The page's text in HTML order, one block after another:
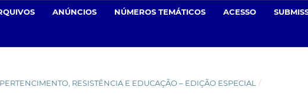
ANÚNCIOS NÚMEROS TEMÁTICOS ACESSO
RESISTÊNCIA E EDUCAÇÃO – EDIÇÃO ESPECIAL
/